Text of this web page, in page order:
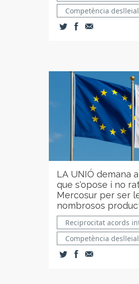
Competència deslleial
LA UNIÓ demana
que s'opose i no
Mercosur per ser
nombrosos
Reciprocitat acords
Competència deslleial